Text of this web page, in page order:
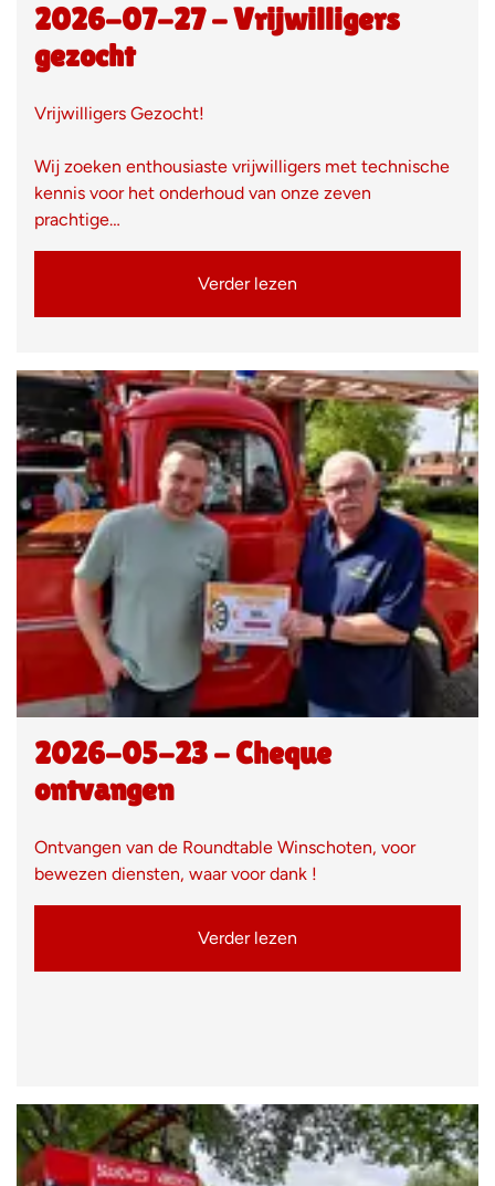
2026-07-27 - Vrijwilligers
gezocht
Vrijwilligers Gezocht!
Wij zoeken enthousiaste vrijwilligers met technische
kennis voor het onderhoud van onze zeven
prachtige…
Verder lezen
2026-05-23 - Cheque
ontvangen
Ontvangen van de Roundtable Winschoten, voor
bewezen diensten, waar voor dank !
Verder lezen